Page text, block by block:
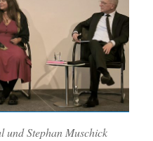
und Stephan Muschick